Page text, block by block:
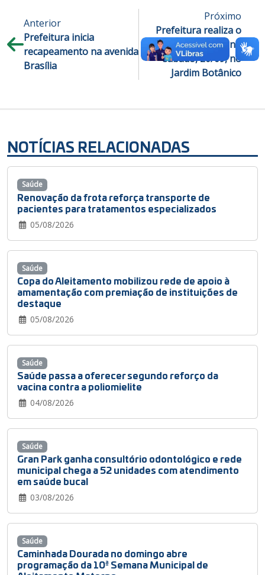
Anterior
Prefeitura inicia
recapeamento na avenida
Brasília
Próximo
Prefeitura realiza o
projeto Plante Vida no
sábado, 20/09, no
Jardim Botânico
NOTÍCIAS RELACIONADAS
Renovação da frota reforça transporte de
pacientes para tratamentos especializados
05/08/2026
Saúde
Copa do Aleitamento mobilizou rede de apoio à
amamentação com premiação de instituições de
destaque
05/08/2026
Saúde
Saúde passa a oferecer segundo reforço da
vacina contra a poliomielite
04/08/2026
Saúde
Gran Park ganha consultório odontológico e rede
municipal chega a 52 unidades com atendimento
em saúde bucal
03/08/2026
Saúde
Caminhada Dourada no domingo abre
programação da 10ª Semana Municipal de
Saúde